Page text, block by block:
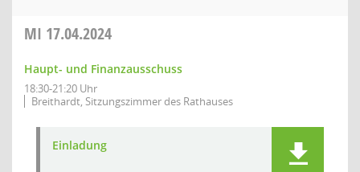
MI 17.04.2024
Haupt- und Finanzausschuss
18:30-21:20 Uhr
Breithardt, Sitzungszimmer des Rathauses
Einladung